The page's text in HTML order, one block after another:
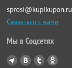
sprosi@kupikupon.ru
Связаться с нами
Мы в Соцсетях